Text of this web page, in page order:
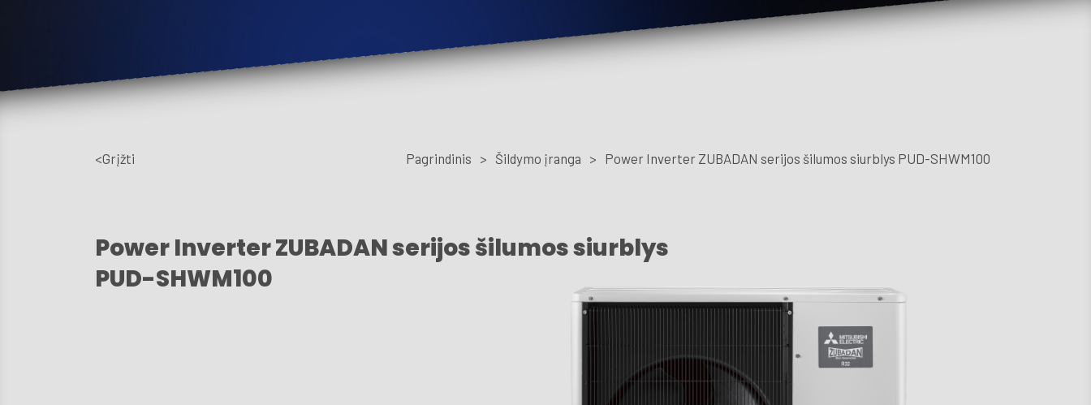
<Grįžti Pagrindinis > Šildymo įranga > Power Inverter ZUBADAN serijos šilumos siurblys PUD-SHWM100
Power Inverter ZUBADAN serijos šilumos siurblys
PUD-SHWM100